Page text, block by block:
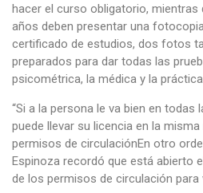
hacer el curso obligatorio, mientras
años deben presentar una
certificado de estudios, dos fotos
preparados para dar todas las
psicométrica, la médica y la
“Si a la persona le va bien en
puede llevar su licencia en la
permisos de circulaciónEn otro
Espinoza recordó que está abierto
de los permisos de circulación para